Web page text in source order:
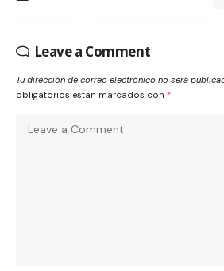
Leave a Comment
Tu dirección de correo electrónico no será
obligatorios están marcados con *